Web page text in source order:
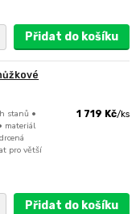
Přidat do košíku
stanů •
materiál
pro větší
1 719 Kč/ks
Přidat do košíku